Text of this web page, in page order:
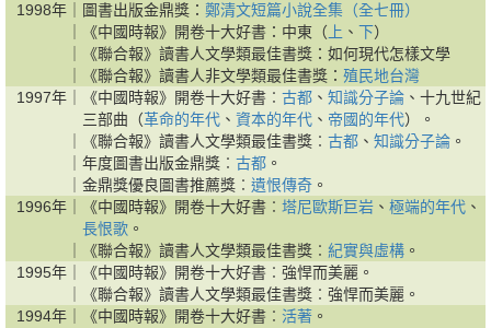
1998年｜
圖書出版金鼎獎： 鄭清文短篇小說全集（全七冊）
《中國時報》開卷十大好書：中東（ 上 、 下）
《聯合報》讀書人文學類最佳書獎：如何現代怎樣文學
《聯合報》讀書人非文學類最佳書獎： 殖民地台灣
1997年｜
《中國時報》開卷十大好書︰ 古都 、 知識分子論 、十九世紀
三部曲（革命的年代 、 資本的年代 、 帝國的年代）。
《聯合報》讀書人文學類最佳書獎︰ 古都 、 知識分子論 。
年度圖書出版金鼎獎︰ 古都 。
金鼎獎優良圖書推薦獎︰ 遺恨傳奇 。
1996年｜
《中國時報》開卷十大好書︰ 塔尼歐斯巨岩 、 極端的年代 、
長恨歌 。
《聯合報》讀書人文學類最佳書獎︰ 紀實與虛構 。
1995年｜
《中國時報》開卷十大好書︰強悍而美麗。
《聯合報》讀書人文學類最佳書獎︰強悍而美麗。
1994年｜
《中國時報》開卷十大好書︰ 活著 。